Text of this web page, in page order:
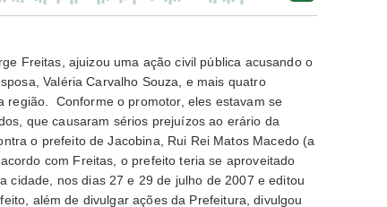
Freitas, ajuizou uma ação civil pública acusando o
Valéria Carvalho Souza, e mais quatro
região. Conforme o promotor, eles estavam se
que causaram sérios prejuízos ao erário da
o prefeito de Jacobina, Rui Rei Matos Macedo (a
com Freitas, o prefeito teria se aproveitado
cidade, nos dias 27 e 29 de julho de 2007 e editou
além de divulgar ações da Prefeitura, divulgou